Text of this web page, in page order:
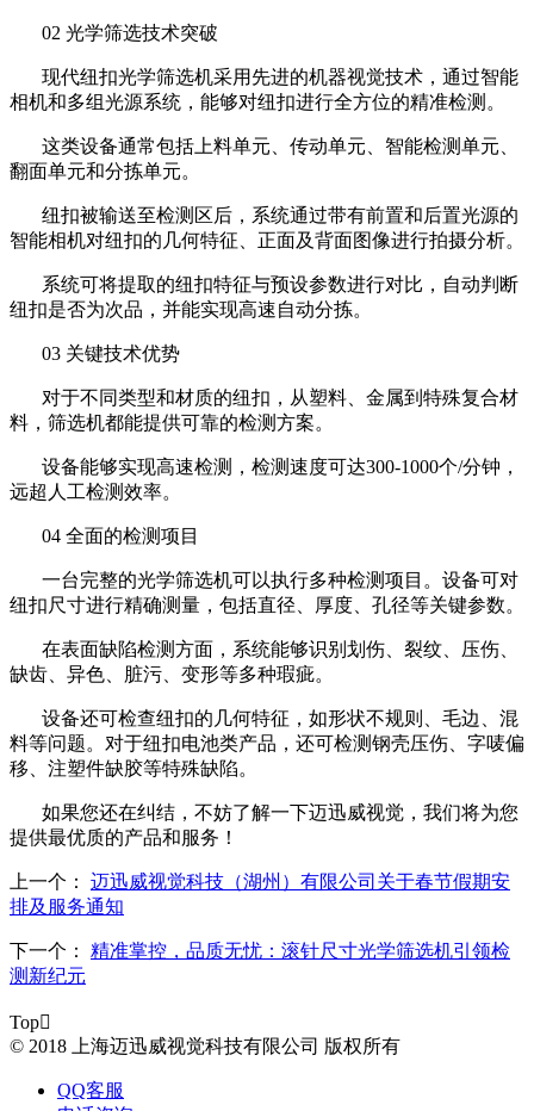
02 光学筛选技术突破
现代纽扣光学筛选机采用先进的机器视觉技术，通过智能
相机和多组光源系统，能够对纽扣进行全方位的精准检测。
这类设备通常包括上料单元、传动单元、智能检测单元、
翻面单元和分拣单元。
纽扣被输送至检测区后，系统通过带有前置和后置光源的
智能相机对纽扣的几何特征、正面及背面图像进行拍摄分析。
系统可将提取的纽扣特征与预设参数进行对比，自动判断
纽扣是否为次品，并能实现高速自动分拣。
03 关键技术优势
对于不同类型和材质的纽扣，从塑料、金属到特殊复合材
料，筛选机都能提供可靠的检测方案。
设备能够实现高速检测，检测速度可达300-1000个/分钟，
远超人工检测效率。
04 全面的检测项目
一台完整的光学筛选机可以执行多种检测项目。设备可对
纽扣尺寸进行精确测量，包括直径、厚度、孔径等关键参数。
在表面缺陷检测方面，系统能够识别划伤、裂纹、压伤、
缺齿、异色、脏污、变形等多种瑕疵。
设备还可检查纽扣的几何特征，如形状不规则、毛边、混
料等问题。对于纽扣电池类产品，还可检测钢壳压伤、字唛偏
移、注塑件缺胶等特殊缺陷。
如果您还在纠结，不妨了解一下迈迅威视觉，我们将为您
提供最优质的产品和服务！
上一个： 迈迅威视觉科技（湖州）有限公司关于春节假期安
排及服务通知
下一个： 精准掌控，品质无忧：滚针尺寸光学筛选机引领检
测新纪元
Top
© 2018 上海迈迅威视觉科技有限公司 版权所有
QQ客服